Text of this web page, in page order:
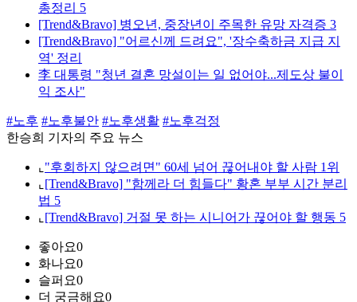
총정리 5
[Trend&Bravo] 병오년, 중장년이 주목한 유망 자격증 3
[Trend&Bravo] "어르신께 드려요", '장수축하금 지급 지
역' 정리
李 대통령 "청년 결혼 망설이는 일 없어야...제도상 불이
익 조사"
#노후 #노후불안 #노후생활 #노후걱정
한승희 기자의 주요 뉴스
⌞ "후회하지 않으려면" 60세 넘어 끊어내야 할 사람 1위
⌞ [Trend&Bravo] "함께라 더 힘들다" 황혼 부부 시간 분리
법 5
⌞ [Trend&Bravo] 거절 못 하는 시니어가 끊어야 할 행동 5
좋아요0
화나요0
슬퍼요0
더 궁금해요0